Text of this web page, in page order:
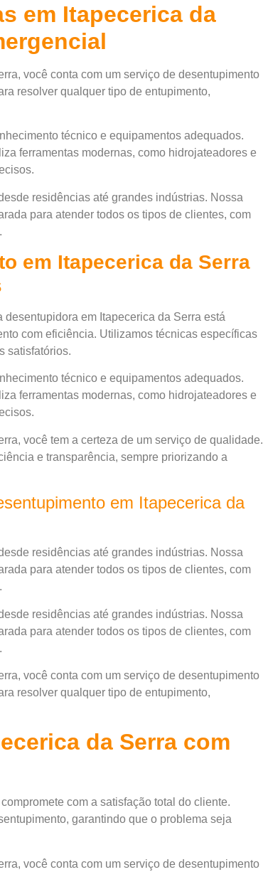
em Itapecerica da
você conta com um serviço de desentupimento
resolver qualquer tipo de entupimento,
técnico e equipamentos adequados.
ferramentas modernas, como hidrojateadores e
residências até grandes indústrias. Nossa
para atender todos os tipos de clientes, com
em Itapecerica da Serra
em Itapecerica da Serra está
com eficiência. Utilizamos técnicas específicas
satisfatórios.
técnico e equipamentos adequados.
ferramentas modernas, como hidrojateadores e
você tem a certeza de um serviço de qualidade.
e transparência, sempre priorizando a
em Itapecerica da
residências até grandes indústrias. Nossa
para atender todos os tipos de clientes, com
residências até grandes indústrias. Nossa
para atender todos os tipos de clientes, com
você conta com um serviço de desentupimento
resolver qualquer tipo de entupimento,
da Serra com
com a satisfação total do cliente.
garantindo que o problema seja
você conta com um serviço de desentupimento